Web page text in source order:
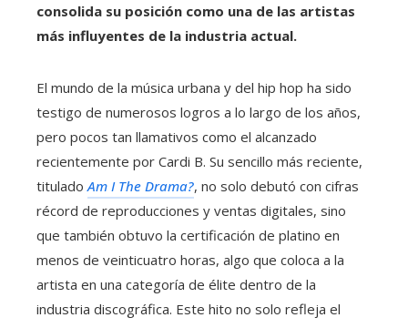
consolida su posición como una de las artistas
más influyentes de la industria actual.
El mundo de la música urbana y del hip hop ha sido
testigo de numerosos logros a lo largo de los años,
pero pocos tan llamativos como el alcanzado
recientemente por Cardi B. Su sencillo más reciente,
titulado Am I The Drama?, no solo debutó con cifras
récord de reproducciones y ventas digitales, sino
que también obtuvo la certificación de platino en
menos de veinticuatro horas, algo que coloca a la
artista en una categoría de élite dentro de la
industria discográfica. Este hito no solo refleja el